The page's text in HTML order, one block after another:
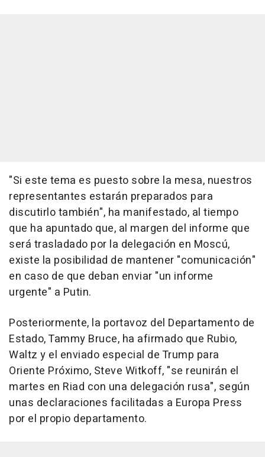
"Si este tema es puesto sobre la mesa, nuestros
representantes estarán preparados para
discutirlo también", ha manifestado, al tiempo
que ha apuntado que, al margen del informe que
será trasladado por la delegación en Moscú,
existe la posibilidad de mantener "comunicación"
en caso de que deban enviar "un informe
urgente" a Putin.
Posteriormente, la portavoz del Departamento de
Estado, Tammy Bruce, ha afirmado que Rubio,
Waltz y el enviado especial de Trump para
Oriente Próximo, Steve Witkoff, "se reunirán el
martes en Riad con una delegación rusa", según
unas declaraciones facilitadas a Europa Press
por el propio departamento.